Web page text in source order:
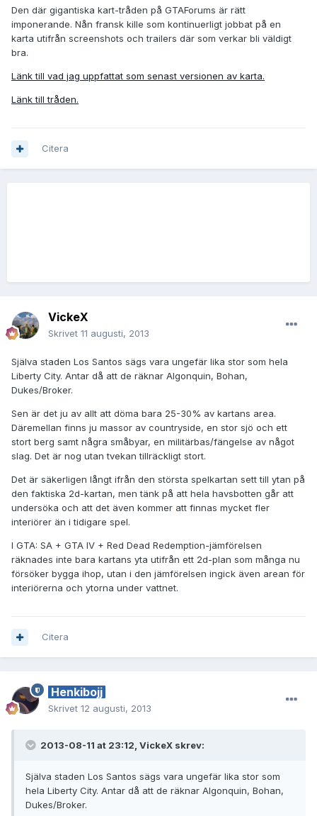
Den där gigantiska kart-tråden på GTAForums är rätt
imponerande. Nån fransk kille som kontinuerligt jobbat på en
karta utifrån screenshots och trailers där som verkar bli väldigt
bra.
Länk till vad jag uppfattat som senast versionen av karta.
Länk till tråden.
Citera
VickeX
Skrivet 11 augusti, 2013
Själva staden Los Santos sägs vara ungefär lika stor som hela
Liberty City. Antar då att de räknar Algonquin, Bohan,
Dukes/Broker.
Sen är det ju av allt att döma bara 25-30% av kartans area.
Däremellan finns ju massor av countryside, en stor sjö och ett
stort berg samt några småbyar, en militärbas/fängelse av något
slag. Det är nog utan tvekan tillräckligt stort.
Det är säkerligen långt ifrån den största spelkartan sett till ytan på
den faktiska 2d-kartan, men tänk på att hela havsbotten går att
undersöka och att det även kommer att finnas mycket fler
interiörer än i tidigare spel.
I GTA: SA + GTA IV + Red Dead Redemption-jämförelsen
räknades inte bara kartans yta utifrån ett 2d-plan som många nu
försöker bygga ihop, utan i den jämförelsen ingick även arean för
interiörerna och ytorna under vattnet.
Citera
Henkibojj
Skrivet 12 augusti, 2013
2013-08-11 at 23:12, VickeX skrev:
Själva staden Los Santos sägs vara ungefär lika stor som
hela Liberty City. Antar då att de räknar Algonquin, Bohan,
Dukes/Broker.